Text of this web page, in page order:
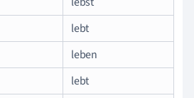
lebt
leben
lebt